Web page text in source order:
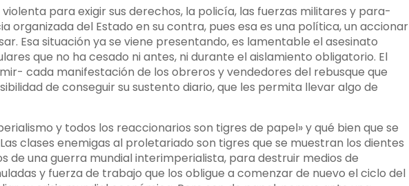
para exigir sus derechos, la policía, las fuerzas militares y para-
organizada del Estado en su contra, pues esa es una política, un accionar
Esa situación ya se viene presentando, es lamentable el asesinato
que no ha cesado ni antes, ni durante el aislamiento obligatorio. El
cada manifestación de los obreros y vendedores del rebusque que
de conseguir su sustento diario, que les permita llevar algo de
y todos los reaccionarios son tigres de papel» y qué bien que se
clases enemigas al proletariado son tigres que se muestran los dientes
de una guerra mundial interimperialista, para destruir medios de
y fuerza de trabajo que los obligue a comenzar de nuevo el ciclo del